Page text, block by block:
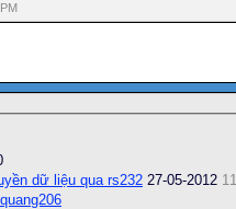
dữ liệu qua rs232 27-05-2012